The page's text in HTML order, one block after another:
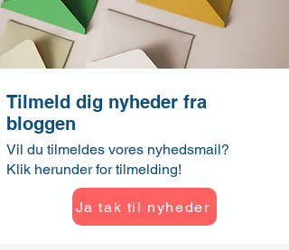
Tilmeld dig nyheder fra
bloggen
Vil du tilmeldes vores nyhedsmail?
Klik herunder for tilmelding!
Ja tak til nyheder